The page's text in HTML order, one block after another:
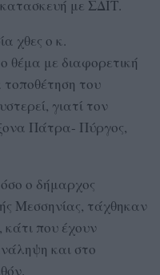
κατασκευή με ΣΔΙΤ.
χθες ο κ.
θέμα με διαφορετική
τοποθέτηση του
γιατί τον
Πάτρα- Πύργος,
ο δήμαρχος
Μεσσηνίας, τάχθηκαν
που έχουν
και στο